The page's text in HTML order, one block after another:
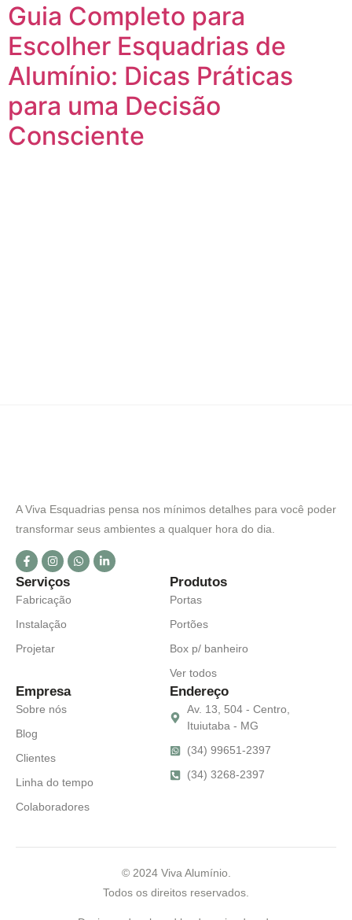
Guia Completo para
Escolher Esquadrias de
Alumínio: Dicas Práticas
para uma Decisão
Consciente
A Viva Esquadrias pensa nos mínimos detalhes para você poder
transformar seus ambientes a qualquer hora do dia.
Serviços
Fabricação
Instalação
Projetar
Produtos
Portas
Portões
Box p/ banheiro
Ver todos
Empresa
Sobre nós
Blog
Clientes
Linha do tempo
Colaboradores
Endereço
Av. 13, 504 - Centro,
Ituiutaba - MG
(34) 99651-2397
(34) 3268-2397
© 2024 Viva Alumínio.
Todos os direitos reservados.